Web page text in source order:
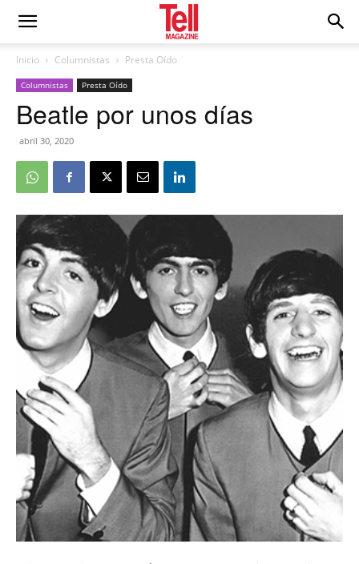
Inicio Columnistas Presta Oído
Columnistas Presta Oído
Beatle por unos días
abril 30, 2020